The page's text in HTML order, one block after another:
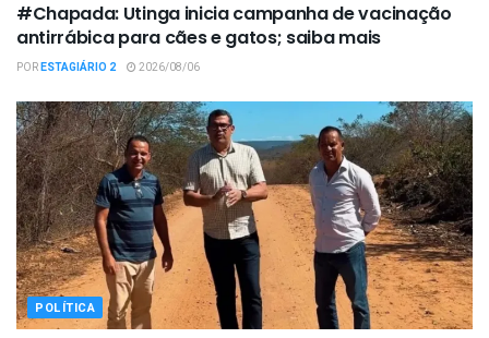
#Chapada: Utinga inicia campanha de vacinação
antirrábica para cães e gatos; saiba mais
PORESTAGIÁRIO 2 2026/08/06
POLÍTICA